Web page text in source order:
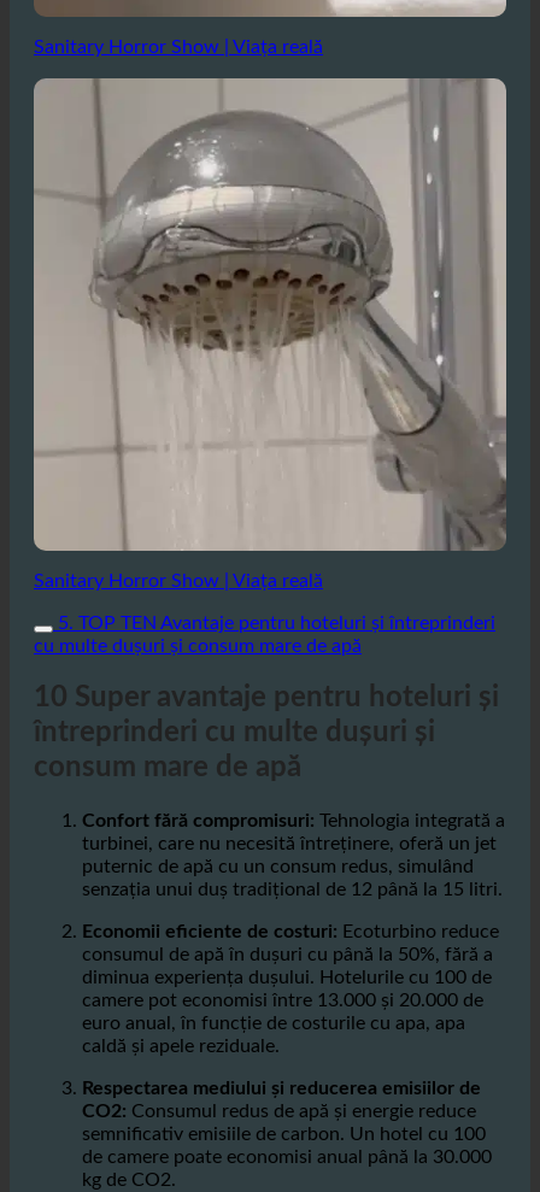
Sanitary Horror Show | Viața reală
Sanitary Horror Show | Viața reală
5. TOP TEN Avantaje pentru hoteluri și întreprinderi
cu multe dușuri și consum mare de apă
10 Super avantaje pentru hoteluri și
întreprinderi cu multe dușuri și
consum mare de apă
Confort fără compromisuri: Tehnologia integrată a
turbinei, care nu necesită întreținere, oferă un jet
puternic de apă cu un consum redus, simulând
senzația unui duș tradițional de 12 până la 15 litri.
Economii eficiente de costuri: Ecoturbino reduce
consumul de apă în dușuri cu până la 50%, fără a
diminua experiența dușului. Hotelurile cu 100 de
camere pot economisi între 13.000 și 20.000 de
euro anual, în funcție de costurile cu apa, apa
caldă și apele reziduale.
Respectarea mediului și reducerea emisiilor de
CO2: Consumul redus de apă și energie reduce
semnificativ emisiile de carbon. Un hotel cu 100
de camere poate economisi anual până la 30.000
kg de CO2.